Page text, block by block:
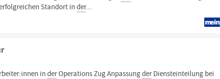
Standort inder...
inderOperations Zug AnpassungderDiensteinteilung bei